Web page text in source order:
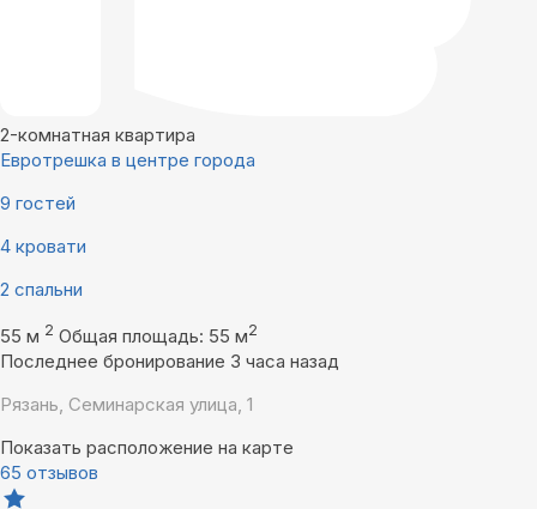
2-комнатная квартира
Евротрешка в центре города
9 гостей
4 кровати
2 спальни
55 м 2 Общая площадь: 55 м2
Последнее бронирование 3 часа назад
Рязань, Семинарская улица, 1
Показать расположение на карте
65 отзывов